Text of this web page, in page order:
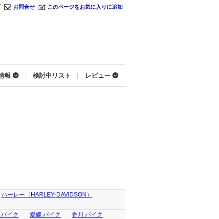
お問合せ このページをお気に入りに追加
報 検討中リスト レビュー
ハーレー（HARLEY-DAVIDSON）
イク 愛媛 バイク 香川 バイク